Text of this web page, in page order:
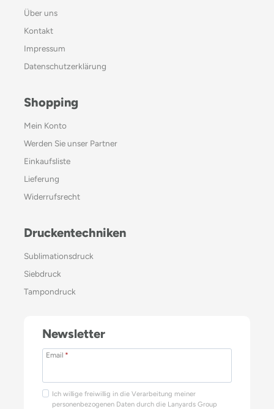
Über uns
Kontakt
Impressum
Datenschutzerklärung
Shopping
Mein Konto
Werden Sie unser Partner
Einkaufsliste
Lieferung
Widerrufsrecht
Druckentechniken
Sublimationsdruck
Siebdruck
Tampondruck
Newsletter
Email *
Ich willige freiwillig in die Verarbeitung meiner
personenbezogenen Daten durch die Lanyards Group